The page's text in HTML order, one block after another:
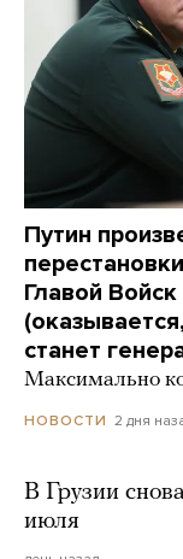
Путин
Главой
станет
Максимально
НОВОСТИ 2 дня
В Грузии
июля